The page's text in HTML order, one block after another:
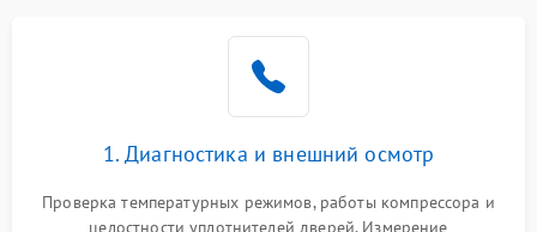
работе
2000 ₽ Подробнее →
1. Диагностика и внешний осмотр
Проверка температурных режимов, работы компрессора и